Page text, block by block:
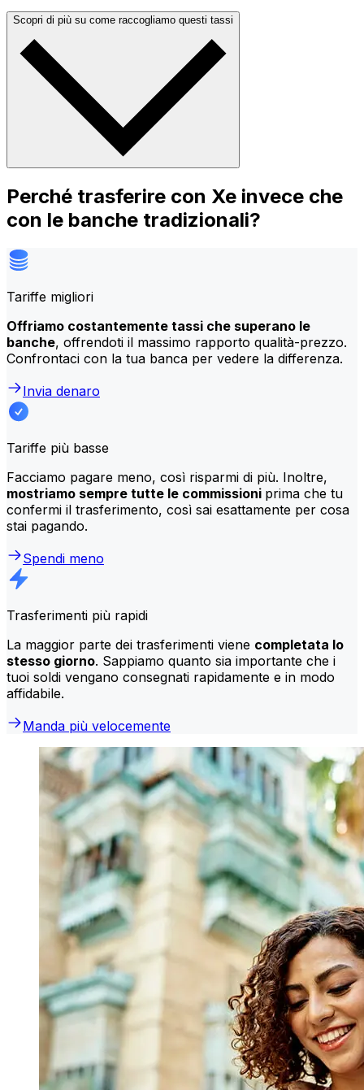
Scopri di più su come raccogliamo questi tassi
Perché trasferire con Xe invece che
con le banche tradizionali?
Tariffe migliori
Offriamo costantemente tassi che superano le
banche, offrendoti il massimo rapporto qualità-prezzo.
Confrontaci con la tua banca per vedere la differenza.
Invia denaro
Tariffe più basse
Facciamo pagare meno, così risparmi di più. Inoltre,
mostriamo sempre tutte le commissioni prima che tu
confermi il trasferimento, così sai esattamente per cosa
stai pagando.
Spendi meno
Trasferimenti più rapidi
La maggior parte dei trasferimenti viene completata lo
stesso giorno. Sappiamo quanto sia importante che i
tuoi soldi vengano consegnati rapidamente e in modo
affidabile.
Manda più velocemente